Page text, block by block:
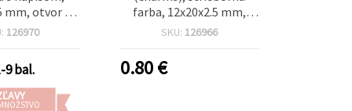
mm, otvor 2
strieborná
126970
9 bal.
farba, 12x20x2.5 mm,
otvor 2 mm – 10 ks
SKU: 126966
0.80€